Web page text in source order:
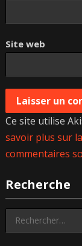
Site web
Ce site utilise
savoir plus sur
commentaires
Recherche
Rechercher :